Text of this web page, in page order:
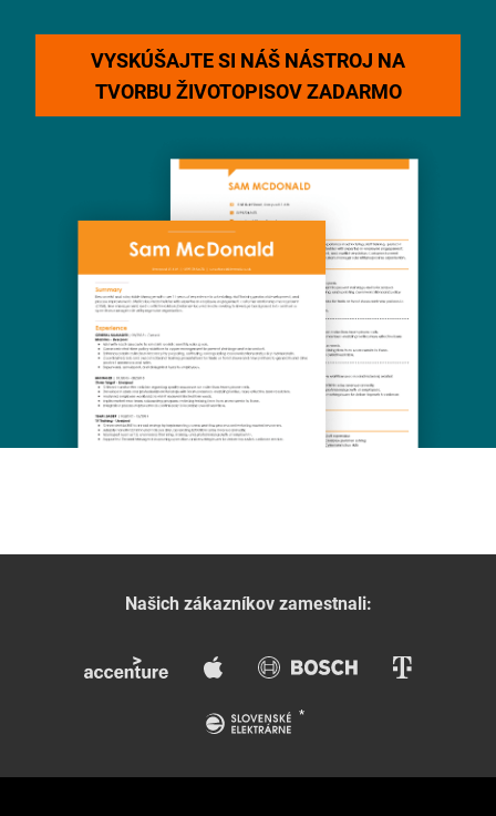
VYSKÚŠAJTE SI NÁŠ NÁSTROJ NA
TVORBU ŽIVOTOPISOV ZADARMO
Našich zákazníkov zamestnali: